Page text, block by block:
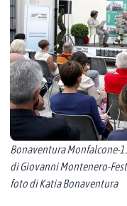
Bonaventura Monfalcone-
di Giovanni Montenero-
foto di Katia Bonaventura